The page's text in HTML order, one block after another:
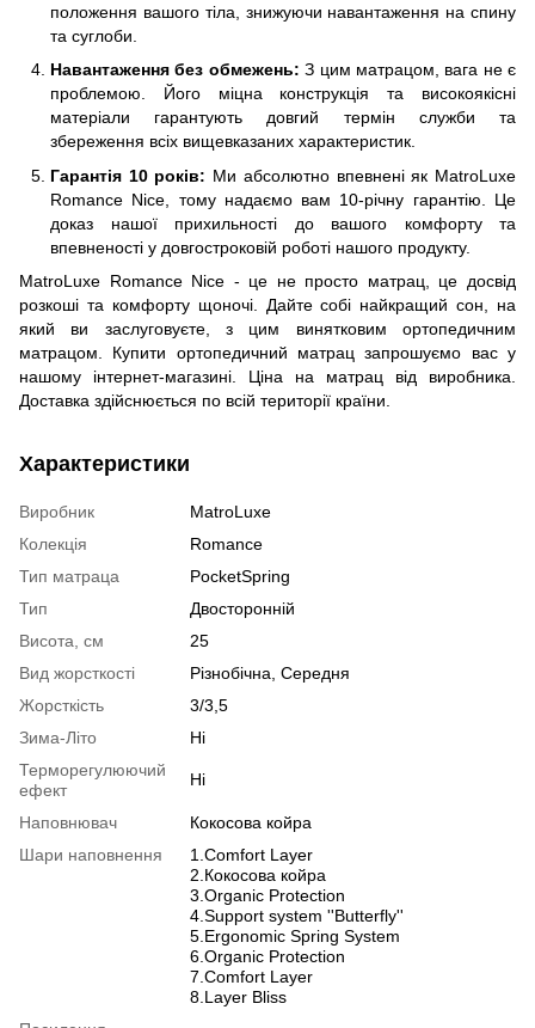
положення вашого тіла, знижуючи навантаження на спину
та суглоби.
Навантаження без обмежень:З цим матрацом, вага не є
проблемою. Його міцна конструкція та високоякісні
матеріали гарантують довгий термін служби та
збереження всіх вищевказаних характеристик.
Гарантія 10 років: Ми абсолютно впевнені як MatroLuxe
Romance Nice, тому надаємо вам 10-річну гарантію. Це
доказ нашої прихильності до вашого комфорту та
впевненості у довгостроковій роботі нашого продукту.
MatroLuxe Romance Nice - це не просто матрац, це досвід
розкоші та комфорту щоночі. Дайте собі найкращий сон, на
який ви заслуговуєте, з цим винятковим ортопедичним
матрацом. Купити ортопедичний матрац запрошуємо вас у
нашому інтернет-магазині. Ціна на матрац від виробника.
Доставка здійснюється по всій території країни.
Характеристики
Виробник
MatroLuxe
Колекція
Romance
Тип матраца
PocketSpring
Тип
Двосторонній
Висота, см
25
Вид жорсткості
Різнобічна, Середня
Жорсткість
3/3,5
Зима-Літо
Ні
Терморегулюючий
ефект
Ні
Наповнювач
Кокосова койра
Шари наповнення
1.Comfort Layer
2.Кокосова койра
3.Organic Protection
4.Support system ''Butterfly''
5.Ergonomic Spring System
6.Organic Protection
7.Comfort Layer
8.Layer Bliss